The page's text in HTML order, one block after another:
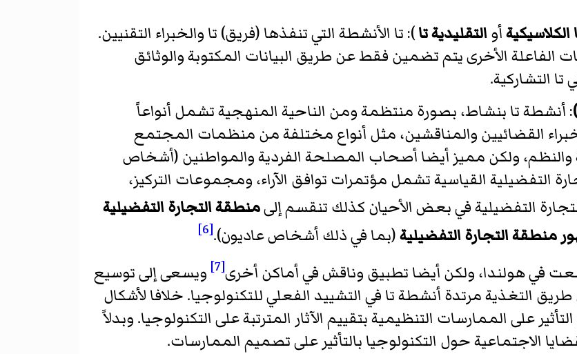
الكلاسيكيةأو التقليدية تا): تا الأنشطة التي تنفذها (فريق) تا والخبراء التقنيين.
الأخرى يتم تضمين فقط عن طريق البيانات المكتوبة والوثائق
التشاركية.
: أنشطة تا بنشاط، بصورة منتظمة ومن الناحية المنهجية تشمل أنواعاً
القضائيين والمناقشين، مثل أنواع مختلفة من منظمات المجتمع
والنظم، ولكن مميز أيضا أصحاب المصلحة الفردية والمواطنين (أشخاص
التفضيلية القياسية تشمل مؤتمرات توافق الآراء، ومجموعات التركيز،
التفضيلية في بعض الأحيان كذلك تنقسم إلىمنطقة التجارة التفضيلية
منطقة التجارة التفضيلية(بما في ذلك أشخاص عاديون).[6]
في هولندا، ولكن أيضا تطبيق وناقش في أماكن أخرى[7]
ويسعى إلى توسيع
التغذية مرتدة أنشطة تا في التشييد الفعلي للتكنولوجيا. خلافا لأشكال
على الممارسات التنظيمية بتقييم الآثار المترتبة على التكنولوجيا. وبدلاً
الاجتماعية حول التكنولوجيا بالتأثير على تصميم الممارسات.